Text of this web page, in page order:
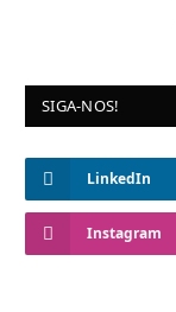
SIGA-NOS!
LinkedIn
Instagram